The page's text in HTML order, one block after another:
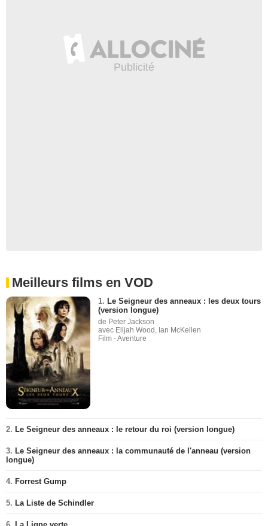
Meilleurs films en VOD
1. Le Seigneur des anneaux : les deux tours
(version longue)
de Peter Jackson
avec Elijah Wood, Ian McKellen
Film - Aventure
2. Le Seigneur des anneaux : le retour du roi (version longue)
3. Le Seigneur des anneaux : la communauté de l'anneau (version
longue)
4. Forrest Gump
5. La Liste de Schindler